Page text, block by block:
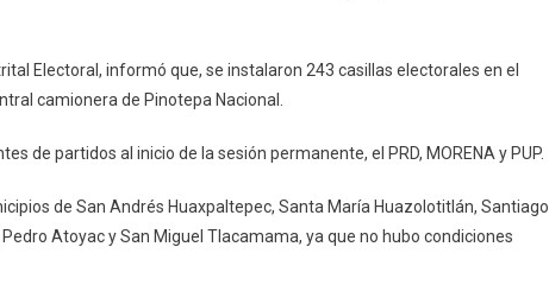
Electoral, informó que, se instalaron 243 casillas electorales en el
camionera de Pinotepa Nacional.
de partidos al inicio de la sesión permanente, el PRD, MORENA y PUP.
de San Andrés Huaxpaltepec, Santa María Huazolotitlán, Santiago
Atoyac y San Miguel Tlacamama, ya que no hubo condiciones